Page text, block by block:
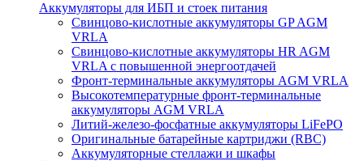
Аккумуляторы для ИБП и стоек питания
Свинцово-кислотные аккумуляторы GP AGM
VRLA
Свинцово-кислотные аккумуляторы HR AGM
VRLA с повышенной энергоотдачей
Фронт-терминальные аккумуляторы AGM VRLA
Высокотемпературные фронт-терминальные
аккумуляторы AGM VRLA
Литий-железо-фосфатные аккумуляторы LiFePO
Оригинальные батарейные картриджи (RBC)
Аккумуляторные стеллажи и шкафы